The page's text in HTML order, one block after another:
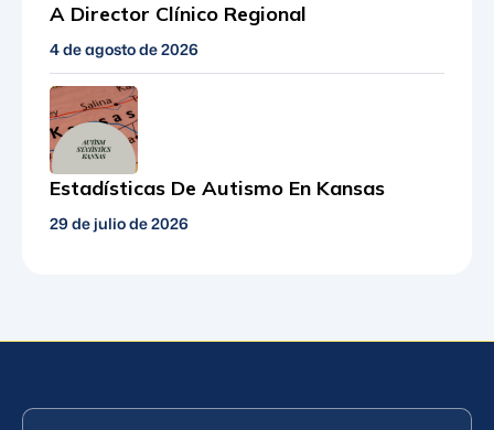
4 de agosto de 2026
A Director Clínico Regional
29 de julio de 2026
Estadísticas De Autismo En Kansas